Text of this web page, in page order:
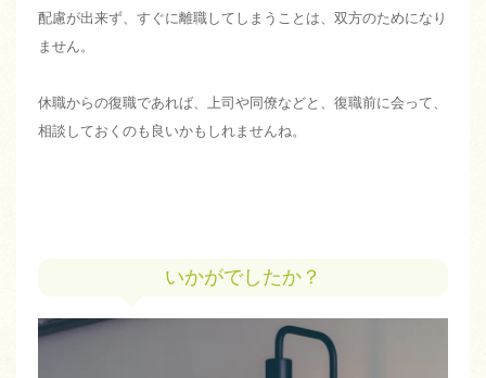
配慮が出来ず、すぐに離職してしまうことは、双方のためになり
ません。
休職からの復職であれば、上司や同僚などと、復職前に会って、
相談しておくのも良いかもしれませんね。
いかがでしたか？